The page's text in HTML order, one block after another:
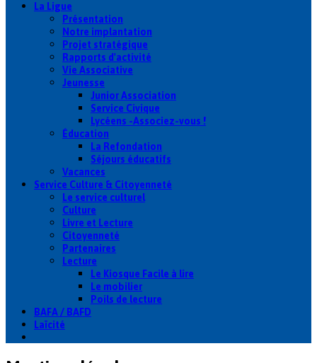
La Ligue
Présentation
Notre implantation
Projet stratégique
Rapports d'activité
Vie Associative
Jeunesse
Junior Association
Service Civique
Lycéens -Associez-vous !
Éducation
La Refondation
Séjours éducatifs
Vacances
Service Culture & Citoyenneté
Le service culturel
Culture
Livre et Lecture
Citoyenneté
Partenaires
Lecture
Le Kiosque Facile à lire
Le mobilier
Poils de lecture
BAFA / BAFD
Laïcité